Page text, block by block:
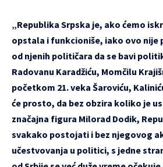
„Republika Srpska je, ako ćemo
opstala i funkcioniše, iako ovo nije
od njenih političara da se bavi
Radovanu Karadžiću, Momčilu
početkom 21. veka Šaroviću,
će prosto, da bez obzira koliko je
značajna figura Milorad Dodik,
svakako postojati i bez njegovog
učestvovanja u politici, s jedne